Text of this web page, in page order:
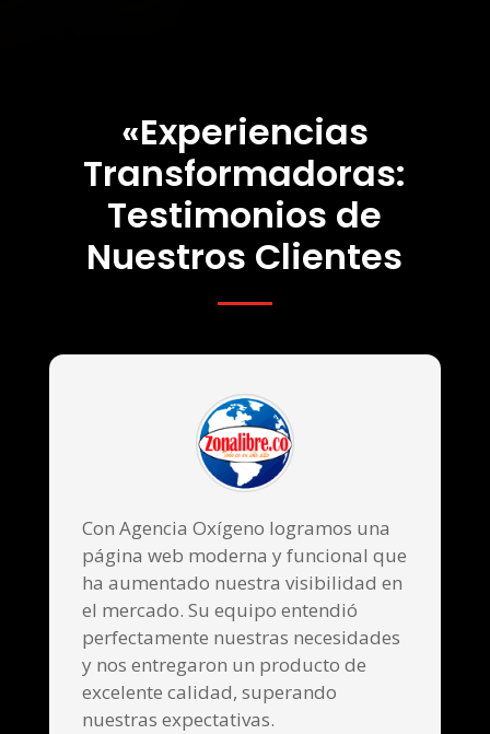
«Experiencias
Transformadoras:
Testimonios de
Nuestros Clientes
Con Agencia Oxígeno logramos una
página web moderna y funcional que
ha aumentado nuestra visibilidad en
el mercado. Su equipo entendió
perfectamente nuestras necesidades
y nos entregaron un producto de
excelente calidad, superando
nuestras expectativas.